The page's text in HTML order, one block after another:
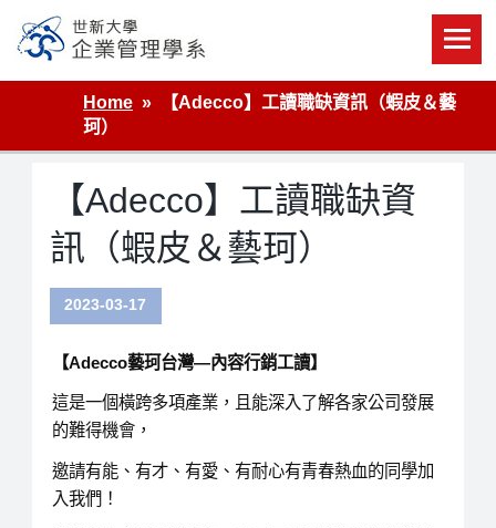
content
世新大學企業管理學系
Home
【Adecco】工讀職缺資訊（蝦皮＆藝
珂）
【Adecco】工讀職缺資
訊（蝦皮＆藝珂）
2023-03-17
【Adecco藝珂台灣—內容行銷工讀】
這是一個橫跨多項產業，且能深入了解各家公司發展
的難得機會，
邀請有能、有才、有愛、有耐心有青春熱血的同學加
入我們！